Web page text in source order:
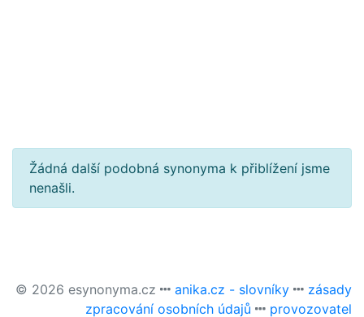
Žádná další podobná synonyma k přiblížení jsme
nenašli.
© 2026 esynonyma.cz anika.cz - slovníky
zásady
zpracování osobních údajů
provozovatel